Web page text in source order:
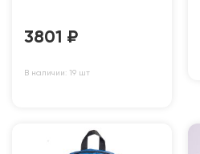
3801 ₽
В наличии: 19 шт